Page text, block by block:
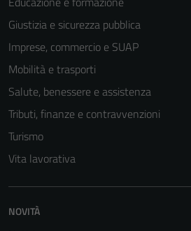
Giustizia e sicurezza pubblica
Imprese, commercio e SUAP
Mobilità e trasporti
Salute, benessere e assistenza
Tributi, finanze e contravvenzioni
Turismo
Vita lavorativa
NOVITÀ